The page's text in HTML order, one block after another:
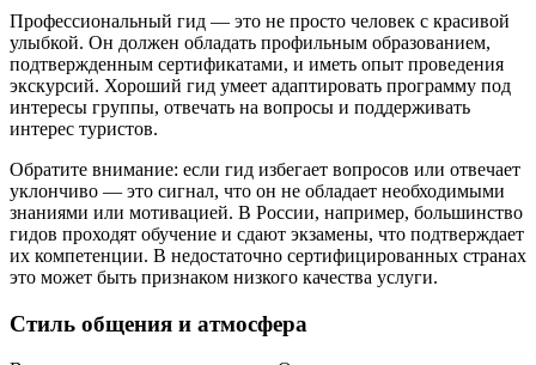
Профессиональный гид — это не просто человек с красивой
улыбкой. Он должен обладать профильным образованием,
подтвержденным сертификатами, и иметь опыт проведения
экскурсий. Хороший гид умеет адаптировать программу под
интересы группы, отвечать на вопросы и поддерживать
интерес туристов.
Обратите внимание: если гид избегает вопросов или отвечает
уклончиво — это сигнал, что он не обладает необходимыми
знаниями или мотивацией. В России, например, большинство
гидов проходят обучение и сдают экзамены, что подтверждает
их компетенции. В недостаточно сертифицированных странах
это может быть признаком низкого качества услуги.
Стиль общения и атмосфера